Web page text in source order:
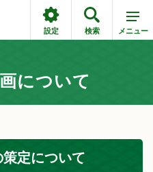
設定 検索 メニュー
について
定について